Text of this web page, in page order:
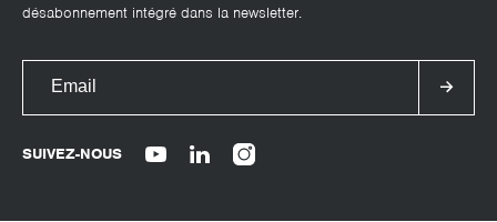
désabonnement intégré dans la newsletter.
SUIVEZ-NOUS